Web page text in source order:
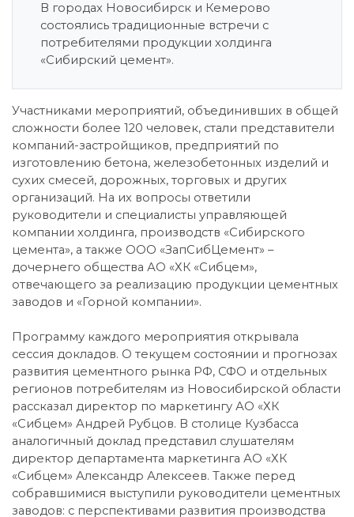
В городах Новосибирск и Кемерово
состоялись традиционные встречи c
потребителями продукции холдинга
«Сибирский цемент».
Участниками мероприятий, объединивших в общей
сложности более 120 человек, стали представители
компаний-застройщиков, предприятий по
изготовлению бетона, железобетонных изделий и
сухих смесей, дорожных, торговых и других
организаций. На их вопросы ответили
руководители и специалисты управляющей
компании холдинга, производств «Сибирского
цемента», а также ООО «ЗапСибЦемент» –
дочернего общества АО «ХК «Сибцем»,
отвечающего за реализацию продукции цементных
заводов и «Горной компании».
Программу каждого мероприятия открывала
сессия докладов. О текущем состоянии и прогнозах
развития цементного рынка РФ, СФО и отдельных
регионов потребителям из Новосибирской области
рассказал директор по маркетингу АО «ХК
«Сибцем» Андрей Рубцов. В столице Кузбасса
аналогичный доклад представил слушателям
директор департамента маркетинга АО «ХК
«Сибцем» Александр Алексеев. Также перед
собравшимися выступили руководители цементных
заводов: с перспективами развития производства